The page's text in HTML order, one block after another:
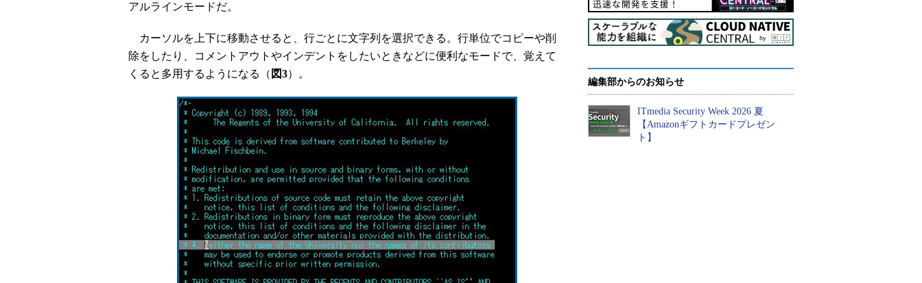
アルラインモードだ。
カーソルを上下に移動させると、行ごとに文字列を選択できる。行単位でコピーや削
除をしたり、コメントアウトやインデントをしたいときなどに便利なモードで、覚えて
くると多用するようになる（ 図3）。
編集部からのお知らせ
ITmedia Security Week 2026 夏
【Amazonギフトカードプレゼン
ト】